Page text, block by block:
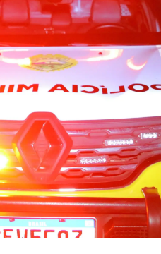
para fechar